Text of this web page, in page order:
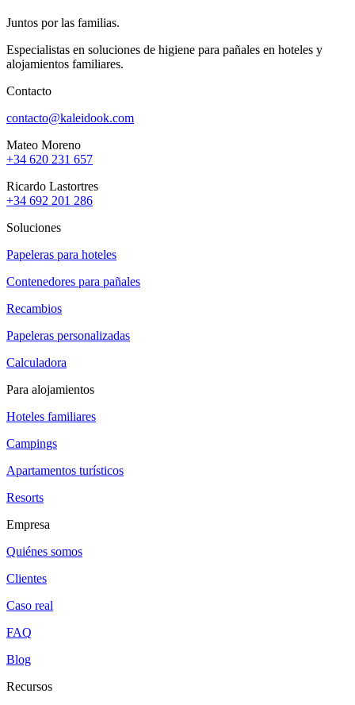
Juntos por las familias.
Especialistas en soluciones de higiene para pañales en hoteles y
alojamientos familiares.
Contacto
contacto@kaleidook.com
Mateo Moreno
+34 620 231 657
Ricardo Lastortres
+34 692 201 286
Soluciones
Papeleras para hoteles
Contenedores para pañales
Recambios
Papeleras personalizadas
Calculadora
Para alojamientos
Hoteles familiares
Campings
Apartamentos turísticos
Resorts
Empresa
Quiénes somos
Clientes
Caso real
FAQ
Blog
Recursos